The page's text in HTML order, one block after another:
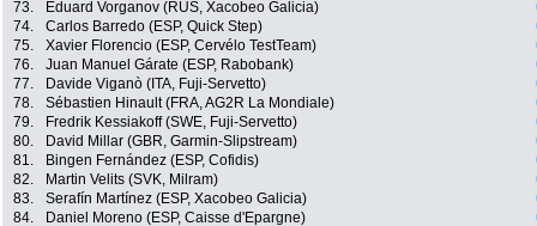
73.
Eduard Vorganov (RUS, Xacobeo Galicia)
74.
Carlos Barredo (ESP, Quick Step)
75.
Xavier Florencio (ESP, Cervélo TestTeam)
76.
Juan Manuel Gárate (ESP, Rabobank)
77.
Davide Viganò (ITA, Fuji-Servetto)
78.
Sébastien Hinault (FRA, AG2R La Mondiale)
79.
Fredrik Kessiakoff (SWE, Fuji-Servetto)
80.
David Millar (GBR, Garmin-Slipstream)
81.
Bingen Fernández (ESP, Cofidis)
82.
Martin Velits (SVK, Milram)
83.
Serafín Martínez (ESP, Xacobeo Galicia)
84.
Daniel Moreno (ESP, Caisse d'Epargne)